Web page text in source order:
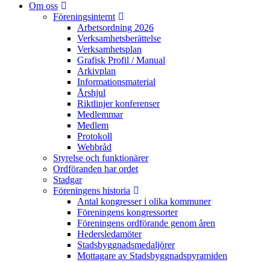
Om oss
Föreningsinternt
Arbetsordning 2026
Verksamhetsberättelse
Verksamhetsplan
Grafisk Profil / Manual
Arkivplan
Informationsmaterial
Årshjul
Riktlinjer konferenser
Medlemmar
Medlem
Protokoll
Webbråd
Styrelse och funktionärer
Ordföranden har ordet
Stadgar
Föreningens historia
Antal kongresser i olika kommuner
Föreningens kongressorter
Föreningens ordförande genom åren
Hedersledamöter
Stadsbyggnadsmedaljörer
Mottagare av Stadsbyggnadspyramiden